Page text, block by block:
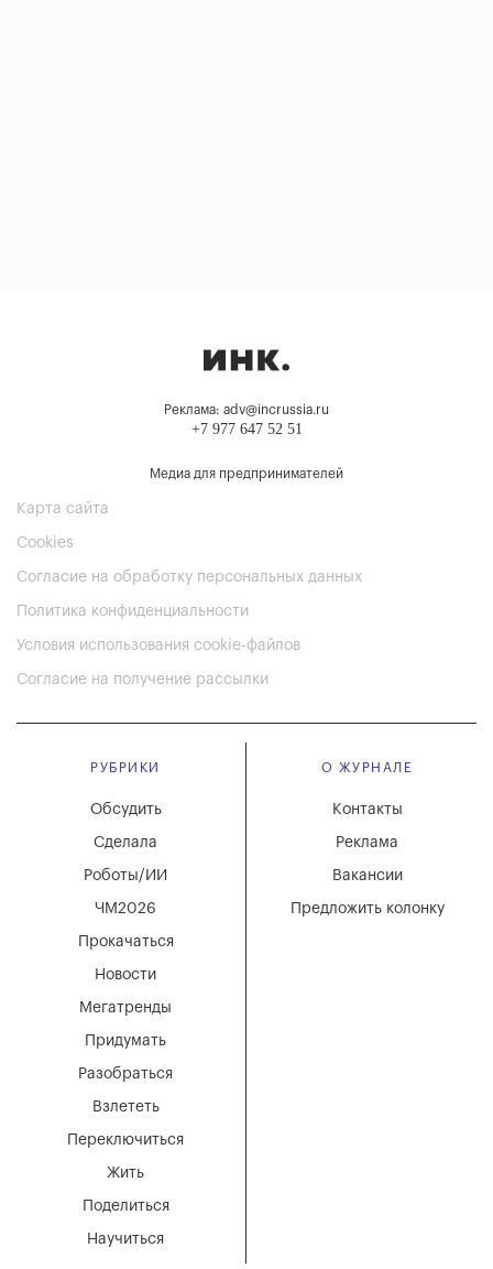
Реклама: adv@incrussia.ru
+7 977 647 52 51
Медиа для предпринимателей
Карта сайта
Cookies
Согласие на обработку персональных данных
Политика конфиденциальности
Условия использования cookie-файлов
Согласие на получение рассылки
РУБРИКИ
Мегатренды
Придумать
Разобраться
Взлететь
Новости
Переключиться
Жить
Поделиться
Научиться
Обсудить
Сделала
Роботы/ИИ
ЧМ2026
Прокачаться
О ЖУРНАЛЕ
Вакансии
Реклама
Контакты
Предложить колонку